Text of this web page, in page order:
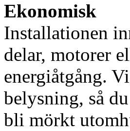
Ekonomisk
Installationen
delar, motorer
energiåtgång.
belysning, så
bli mörkt